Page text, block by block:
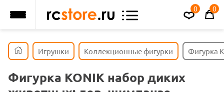
0 0
Игрушки Коллекционные фигурки Фигурка
Фигурка KONIK набор диких